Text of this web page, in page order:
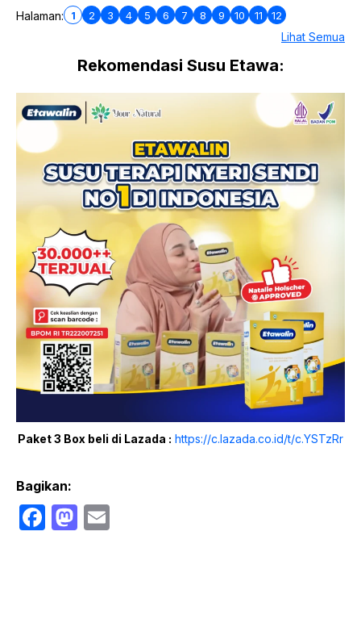
Halaman: 1 2 3 4 5 6 7 8 9 10 11 12
Lihat Semua
Rekomendasi Susu Etawa:
Paket 3 Box beli di Lazada : https://c.lazada.co.id/t/c.YSTzRr
Bagikan:
F
M